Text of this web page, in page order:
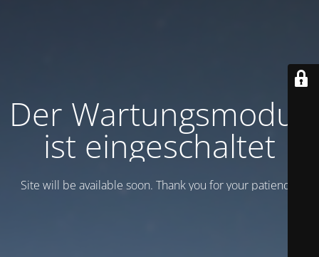
Der Wartungsmodus
ist eingeschaltet
Site will be available soon. Thank you for your patience!